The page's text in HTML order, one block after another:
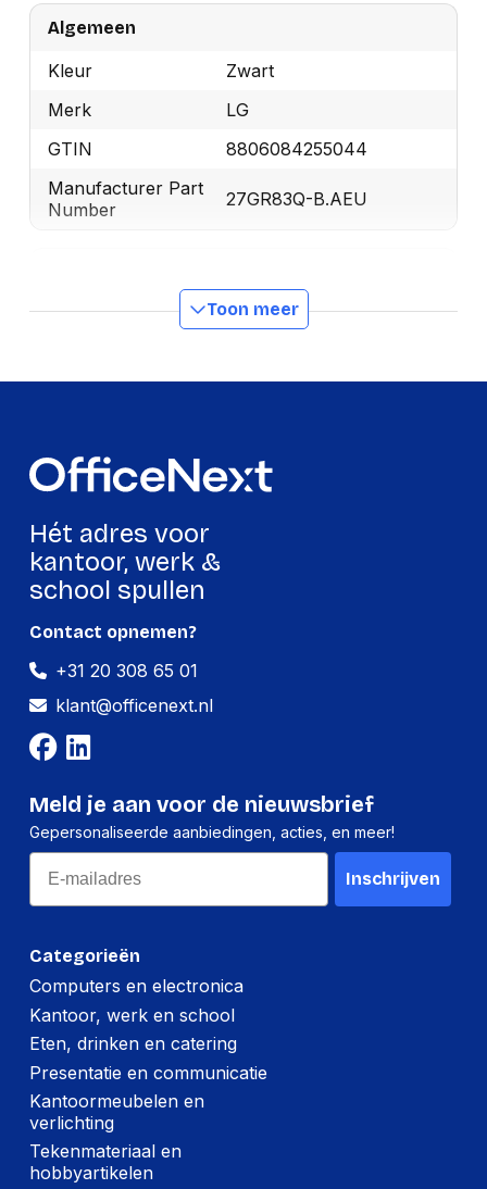
Algemeen
Kleur
Zwart
Merk
LG
GTIN
8806084255044
Manufacturer Part
Number
27GR83Q-B.AEU
HD type
Quad HD+
Backlight type
Beeldoppervlakte
Mat
Beeldscherm vorm
Display technologie
Beeldscherm, aantal
kleuren
Oorspronkelijke
Beeldverhouding
gamut
Ondersteunde video-
modi
480p, 1080p, 2160p,
720p
2560 x 1440
High Dynamic Range
(HDR)-technologie
Touchscreen
Nee
HDR-ondersteuning
Ja
Antireflectiescherm
Kleurbereik
Kleurdiepte
Toon meer
Hét adres voor
kantoor, werk &
school spullen
Categorieën
Computers en electronica
Kantoor, werk en school
Eten, drinken en catering
Presentatie en communicatie
Kantoormeubelen en
verlichting
Tekenmateriaal en
hobbyartikelen
Contact opnemen?
+31 20 308 65 01
klant@officenext.nl
Meld je aan voor de nieuwsbrief
Gepersonaliseerde aanbiedingen, acties, en meer!
Email
Inschrijven